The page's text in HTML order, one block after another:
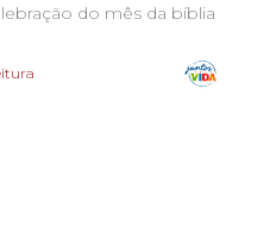
do mês da bíblia